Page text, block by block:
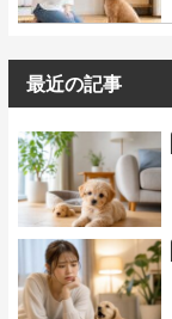
最近の記事